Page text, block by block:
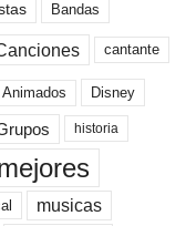
Bandas
cantante
Disney
historia
musicas